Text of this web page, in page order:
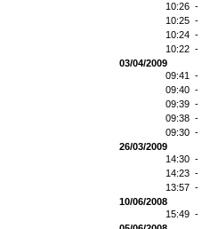
10:26 -
10:25 -
10:24 -
10:22 -
03/04/2009
09:41 -
09:40 -
09:39 -
09:38 -
09:30 -
26/03/2009
14:30 -
14:23 -
13:57 -
10/06/2008
15:49 -